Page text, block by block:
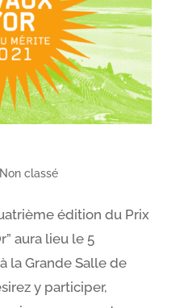
Non classé
édition du Prix
aura lieu le 5
la Grande Salle de
y participer,